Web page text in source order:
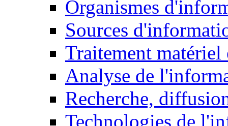
Organismes
Sources
Traitement matériel
Analyse de
Recherche,
Technologies de